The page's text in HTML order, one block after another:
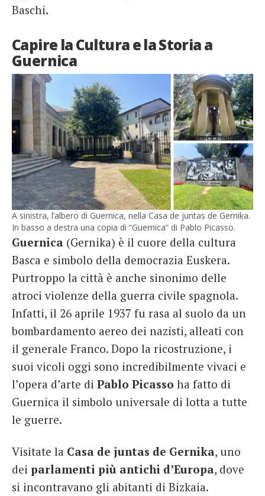
Baschi.
Capire la Cultura e la Storia a
Guernica
A sinistra, l’albero di Guernica, nella Casa de juntas de Gernika.
In basso a destra una copia di “Guernica” di Pablo Picasso.
Guernica (Gernika) è il cuore della cultura
Basca e simbolo della democrazia Euskera.
Purtroppo la città è anche sinonimo delle
atroci violenze della guerra civile spagnola.
Infatti, il 26 aprile 1937 fu rasa al suolo da un
bombardamento aereo dei nazisti, alleati con
il generale Franco. Dopo la ricostruzione, i
suoi vicoli oggi sono incredibilmente vivaci e
l’opera d’arte di Pablo Picasso ha fatto di
Guernica il simbolo universale di lotta a tutte
le guerre.
Visitate la Casa de juntas de Gernika, uno
dei parlamenti più antichi d’Europa, dove
si incontravano gli abitanti di Bizkaia.